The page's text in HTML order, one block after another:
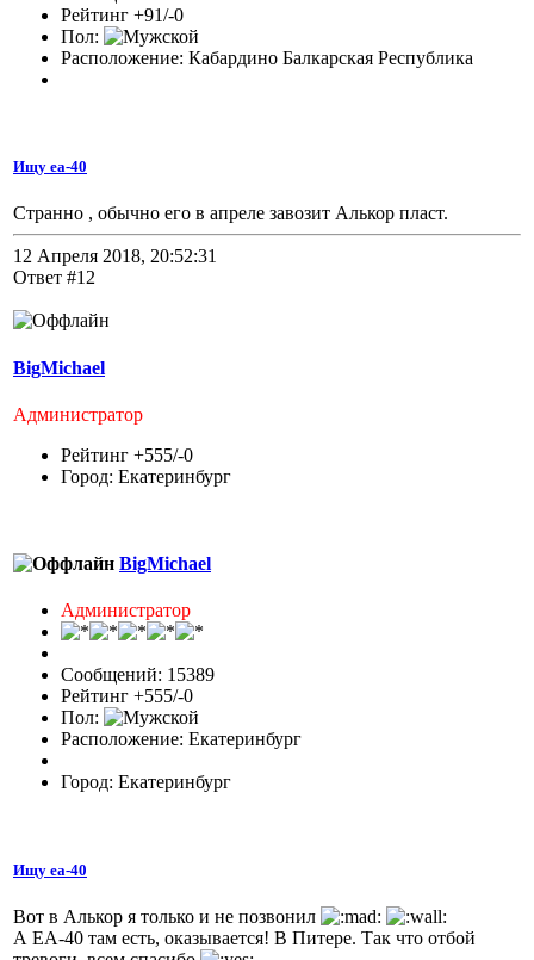
Рейтинг +91/-0
Пол:
Расположение: Кабардино Балкарская Республика
Ищу еа-40
Странно , обычно его в апреле завозит Алькор пласт.
12 Апреля 2018, 20:52:31
Ответ #12
BigMichael
Администратор
Рейтинг +555/-0
Город: Екатеринбург
BigMichael
Администратор
Сообщений: 15389
Рейтинг +555/-0
Пол:
Расположение: Екатеринбург
Город: Екатеринбург
Ищу еа-40
Вот в Алькор я только и не позвонил
А ЕА-40 там есть, оказывается! В Питере. Так что отбой